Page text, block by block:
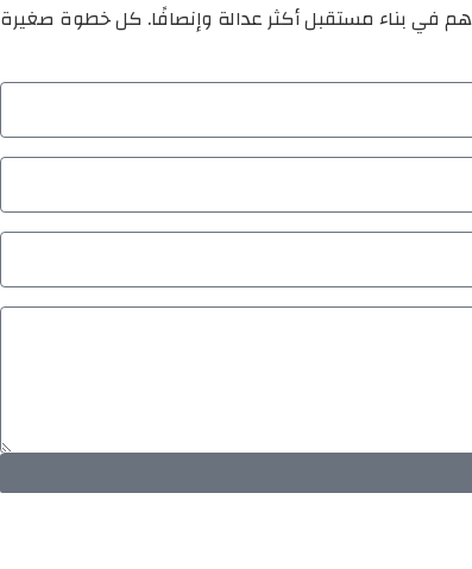
في بناء مستقبل أكثر عدالة وإنصافًا. كل خطوة صغيرة